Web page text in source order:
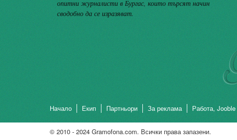
опитни журналисти в Бургас, които търсят начин
сводобно да се изразяват.
Начало Екип Партньори За реклама Работа, Jooble
© 2010 - 2024 Gramofona.com. Всички права запазени.